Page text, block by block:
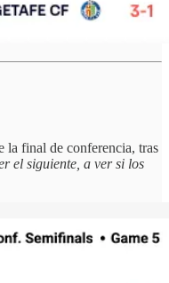
la final de conferencia, tras
el siguiente, a ver si los